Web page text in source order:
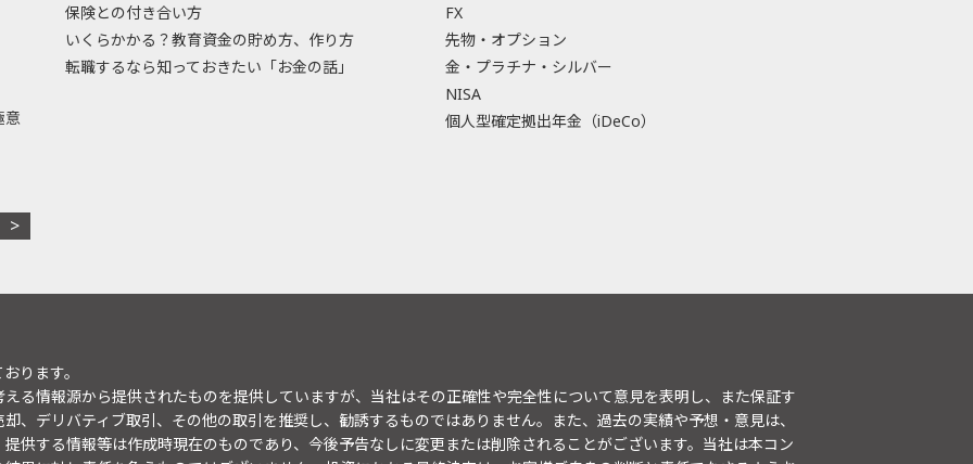
意
保険との付き合い方
いくらかかる？教育資金の貯め方、作り方
転職するなら知っておきたい「お金の話」
FX
先物・オプション
金・プラチナ・シルバー
NISA
個人型確定拠出年金（iDeCo）
ります。
る情報源から提供されたものを提供していますが、当社はその正確性や完全性について意見を表明し、また保証す
、デリバティブ取引、その他の取引を推奨し、勧誘するものではありません。また、過去の実績や予想・意見は、
供する情報等は作成時現在のものであり、今後予告なしに変更または削除されることがございます。当社は本コン